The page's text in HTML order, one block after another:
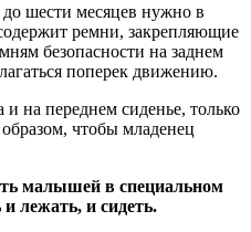
шести месяцев нужно в
ремни, закрепляющие
безопасности на заднем
поперек движению.
на переднем сиденье, только
чтобы младенец
малышей в специальном
лежать, и сидеть.